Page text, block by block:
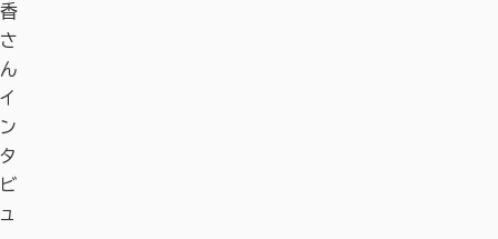
香
さ
ん
イ
ン
タ
ビ
ュ